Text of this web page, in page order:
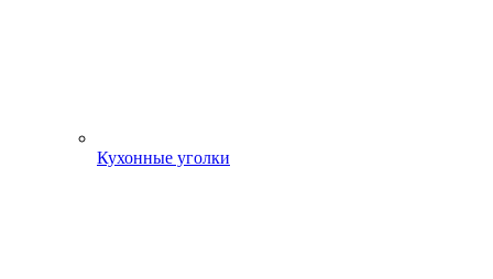
Кухонные уголки